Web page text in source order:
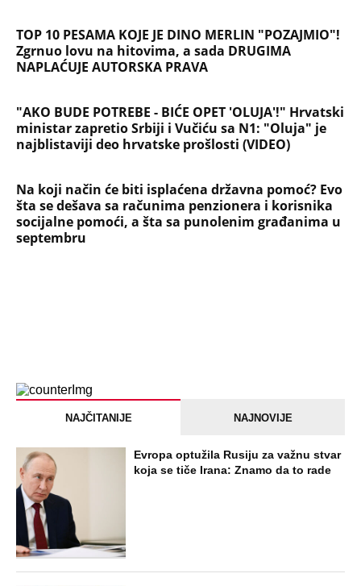
TOP 10 PESAMA KOJE JE DINO MERLIN "POZAJMIO"!
Zgrnuo lovu na hitovima, a sada DRUGIMA
NAPLAĆUJE AUTORSKA PRAVA
"AKO BUDE POTREBE - BIĆE OPET 'OLUJA'!" Hrvatski
ministar zapretio Srbiji i Vučiću sa N1: "Oluja" je
najblistaviji deo hrvatske prošlosti (VIDEO)
Na koji način će biti isplaćena državna pomoć? Evo
šta se dešava sa računima penzionera i korisnika
socijalne pomoći, a šta sa punolenim građanima u
septembru
NAJČITANIJE NAJNOVIJE
Evropa optužila Rusiju za važnu stvar
koja se tiče Irana: Znamo da to rade